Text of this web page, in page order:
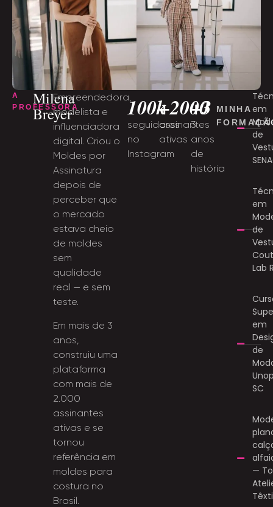
A
PROFESSORA
Milena
Breyer
Empreendedora,
modelista e
influenciadora
digital. Criou o
Moldes por
Assinatura
depois de
perceber que
o mercado
estava cheio
de moldes
sem
qualidade
real — e sem
teste.
Em mais de 3
anos,
construiu uma
plataforma
com mais de
2.000
assinantes
ativas e se
tornou
referência em
moldes para
costura no
Brasil.
100k
seguidores
no
Instagram
+2000
assinantes
ativas
+3
3
anos
de
história
MINHAem
de
em
de
Lab
em
de
SC
—